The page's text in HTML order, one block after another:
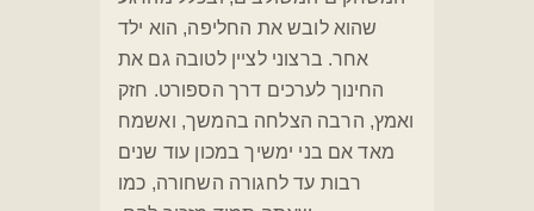
שהוא לובש את החליפה, הוא ילד
אחר. ברצוני לציין לטובה גם את
החינוך לערכים דרך הספורט. חזק
ואמץ, הרבה הצלחה בהמשך, ואשמח
מאד אם בני ימשיך במכון עוד שנים
רבות עד לחגורה השחורה, כמו